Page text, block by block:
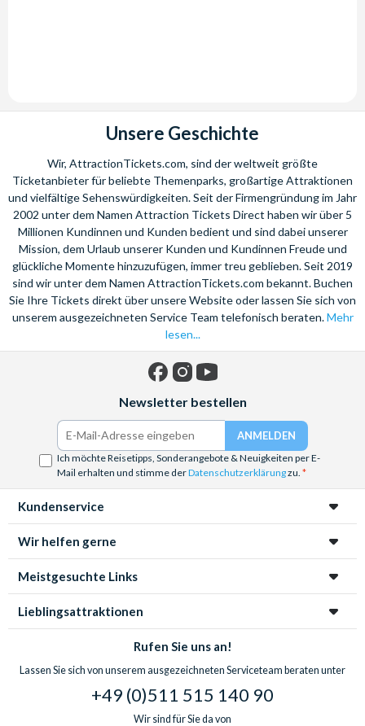
Unsere Geschichte
Wir, AttractionTickets.com, sind der weltweit größte
Ticketanbieter für beliebte Themenparks, großartige Attraktionen
und vielfältige Sehenswürdigkeiten. Seit der Firmengründung im Jahr
2002 unter dem Namen Attraction Tickets Direct haben wir über 5
Millionen Kundinnen und Kunden bedient und sind dabei unserer
Mission, dem Urlaub unserer Kunden und Kundinnen Freude und
glückliche Momente hinzuzufügen, immer treu geblieben. Seit 2019
sind wir unter dem Namen AttractionTickets.com bekannt. Buchen
Sie Ihre Tickets direkt über unsere Website oder lassen Sie sich von
unserem ausgezeichneten Service Team telefonisch beraten.Mehr
lesen...
Newsletter bestellen
Ich möchte Reisetipps, Sonderangebote & Neuigkeiten per E-
Mail erhalten und stimme derDatenschutzerklärungzu.
Kundenservice
Wir helfen gerne
Meistgesuchte Links
Lieblingsattraktionen
Rufen Sie uns an!
Lassen Sie sich von unserem ausgezeichneten Serviceteam beraten unter
+49 (0)511 515 140 90
Wir sind für Sie da von